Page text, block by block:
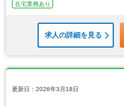
在宅業務あり
求人の詳細を見る
更新日：2026年3月18日